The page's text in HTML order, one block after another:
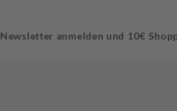
Newsletter anmelden und 10€